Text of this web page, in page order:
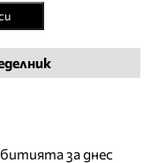
за днес